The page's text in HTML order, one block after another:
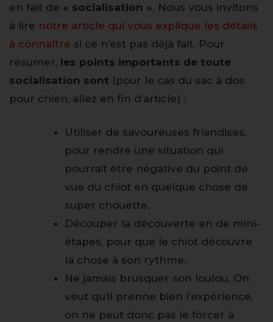
en fait de « socialisation ». Nous vous invitons
à lire notre article qui vous explique les détails
à connaître si ce n’est pas déjà fait. Pour
résumer, les points importants de toute
socialisation sont (pour le cas du sac à dos
pour chien, allez en fin d’article) :
Utiliser de savoureuses friandises,
pour rendre une situation qui
pourrait être négative du point de
vue du chiot en quelque chose de
super chouette.
Découper la découverte en de mini-
étapes, pour que le chiot découvre
la chose à son rythme.
Ne jamais brusquer son loulou. On
veut qu’il prenne bien l’expérience,
on ne peut donc pas le forcer à